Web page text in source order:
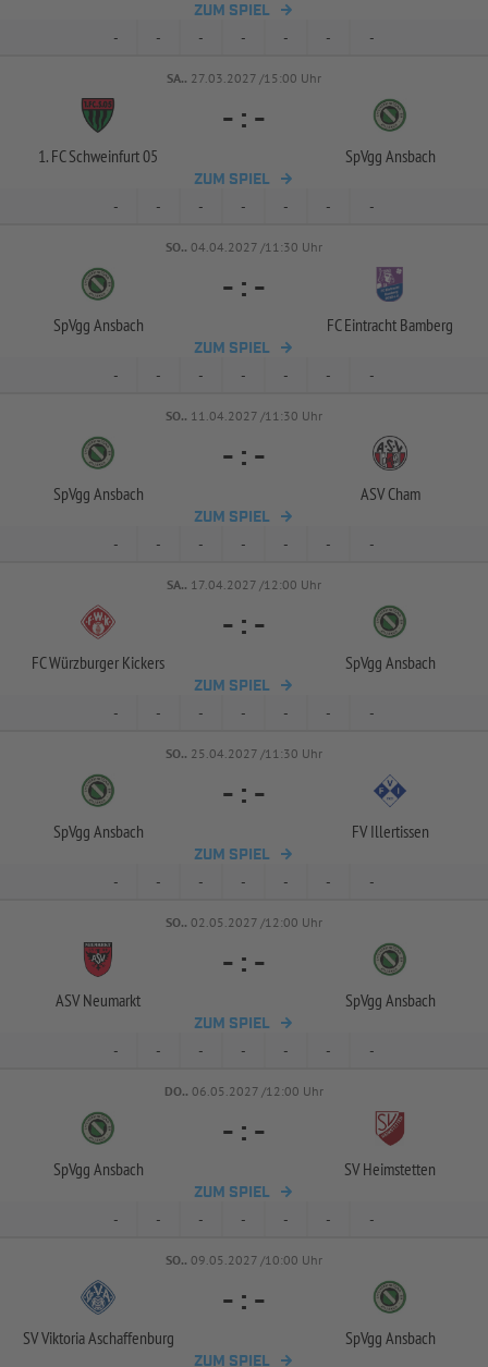
ZUM SPIEL
- - - - - - -
SA.. 27.03.2027 /15:00 Uhr
1. FC Schweinfurt 05
- : -
SpVgg Ansbach
ZUM SPIEL
- - - - - - -
SO.. 04.04.2027 /11:30 Uhr
SpVgg Ansbach
- : -
FC Eintracht Bamberg
ZUM SPIEL
- - - - - - -
SO.. 11.04.2027 /11:30 Uhr
SpVgg Ansbach
- : -
ASV Cham
ZUM SPIEL
- - - - - - -
SA.. 17.04.2027 /12:00 Uhr
FC Würzburger Kickers
- : -
SpVgg Ansbach
ZUM SPIEL
- - - - - - -
SO.. 25.04.2027 /11:30 Uhr
SpVgg Ansbach
- : -
FV Illertissen
ZUM SPIEL
- - - - - - -
SO.. 02.05.2027 /12:00 Uhr
ASV Neumarkt
- : -
SpVgg Ansbach
ZUM SPIEL
- - - - - - -
DO.. 06.05.2027 /12:00 Uhr
SpVgg Ansbach
- : -
SV Heimstetten
ZUM SPIEL
- - - - - - -
SO.. 09.05.2027 /10:00 Uhr
SV Viktoria Aschaffenburg
- : -
SpVgg Ansbach
ZUM SPIEL